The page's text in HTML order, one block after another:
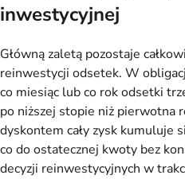
inwestycyjnej
Główną zaletą pozostaje
reinwestycji odsetek. W
co miesiąc lub co rok odsetki
po niższej stopie niż pierwotna
dyskontem cały zysk kumuluje
co do ostatecznej kwoty bez
decyzji reinwestycyjnych w